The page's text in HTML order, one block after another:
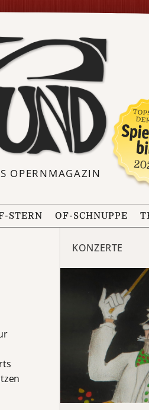
OPERNMAGAZIN
STERN OF-SCHNUPPE
KONZERTE